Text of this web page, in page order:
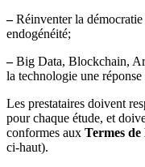
–Réinventer la
endogénéité;
–Big Data, Blockchain,
la technologie une réponse
Les prestataires doivent
pour chaque étude, et
conformes aux Termes
ci-haut).